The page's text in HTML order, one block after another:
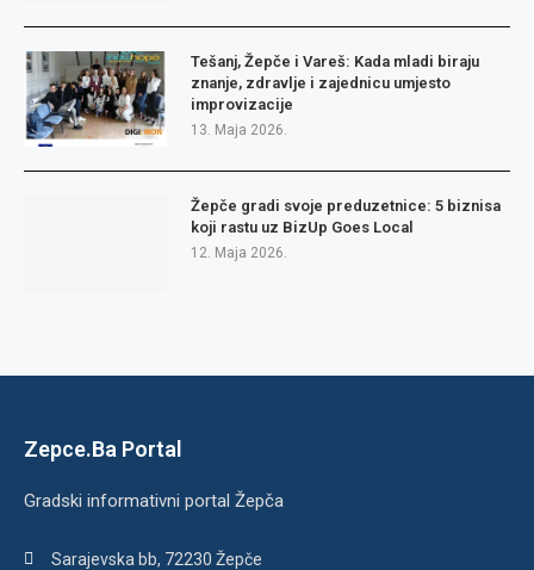
Tešanj, Žepče i Vareš: Kada mladi biraju
znanje, zdravlje i zajednicu umjesto
improvizacije
13. Maja 2026.
Žepče gradi svoje preduzetnice: 5 biznisa
koji rastu uz BizUp Goes Local
12. Maja 2026.
Zepce.Ba Portal
Gradski informativni portal Žepča
Sarajevska bb, 72230 Žepče